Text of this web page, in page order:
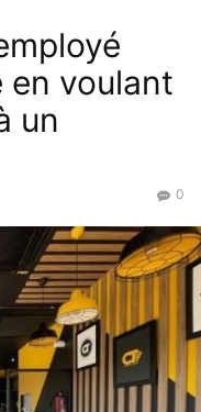
en voulant
un
0